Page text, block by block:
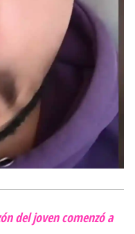
del joven comenzó a